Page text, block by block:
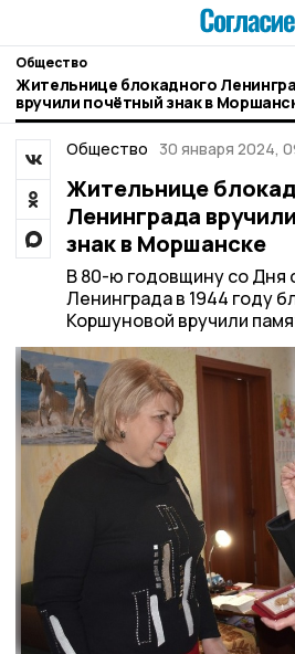
Общество
Жительнице блокадного
вручили почётный знак в
Общество
30 января 2024,
Жительнице
Ленинграда
знак в Моршанске
В 80-ю годовщину со Дня
Ленинграда в 1944 году
Коршуновой вручили